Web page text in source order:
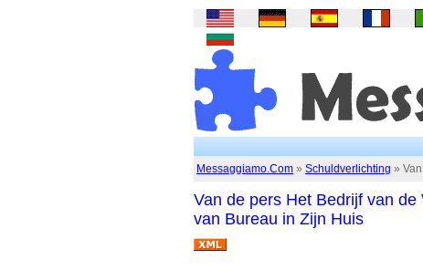
Messaggiamo.Com » Schuldverlichting »
Van de pers Het Bedrijf van
van Bureau in Zijn Huis